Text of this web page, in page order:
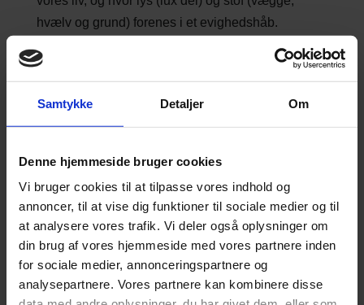
Samtykke Detaljer Om
Denne hjemmeside bruger cookies
Vi bruger cookies til at tilpasse vores indhold og
annoncer, til at vise dig funktioner til sociale medier og til
at analysere vores trafik. Vi deler også oplysninger om
din brug af vores hjemmeside med vores partnere inden
for sociale medier, annonceringspartnere og
analysepartnere. Vores partnere kan kombinere disse
hvælv og grund) forenes i et evighedshåb.
Fra middelalderkirker til nyere kirker
En ”rigtig kirke” opfatter de fleste som den hvide
landskabet på stor afstand, og de mange hvide
kirker dannede et tæt, både synligt og mentalt
netværk over hele landet. Et billede på ”det, der
hører Herren til” og på en orden, der var større end
den enkelte.
I dag opfatter vi netværk anderledes. Udviklingen